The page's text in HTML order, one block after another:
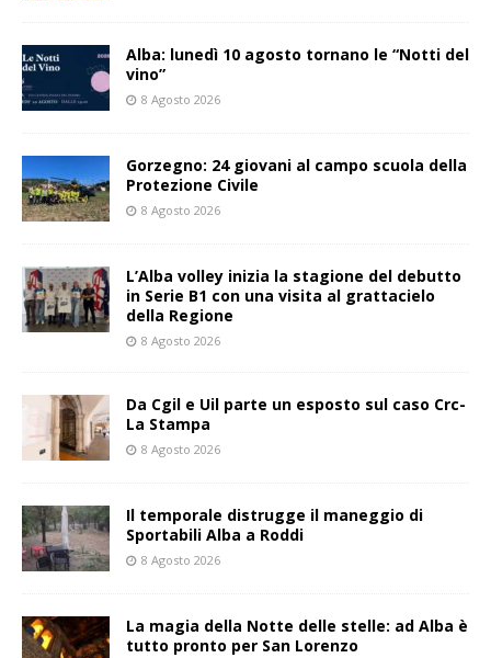
Alba: lunedì 10 agosto tornano le “Notti del
vino”
8 Agosto 2026
Gorzegno: 24 giovani al campo scuola della
Protezione Civile
8 Agosto 2026
L’Alba volley inizia la stagione del debutto
in Serie B1 con una visita al grattacielo
della Regione
8 Agosto 2026
Da Cgil e Uil parte un esposto sul caso Crc-
La Stampa
8 Agosto 2026
Il temporale distrugge il maneggio di
Sportabili Alba a Roddi
8 Agosto 2026
La magia della Notte delle stelle: ad Alba è
tutto pronto per San Lorenzo